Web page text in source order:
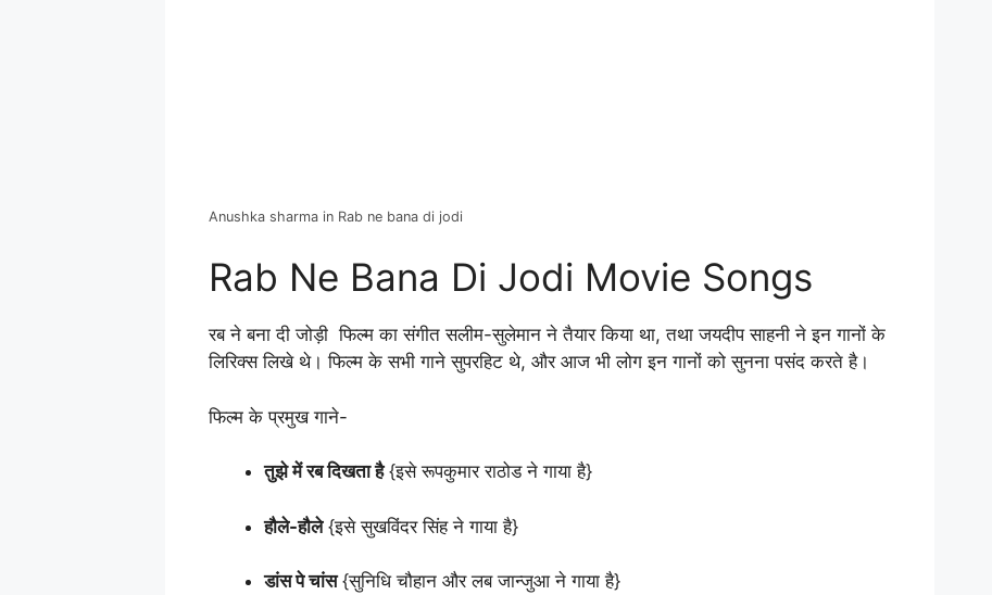
Anushka sharma in Rab ne bana di jodi
Rab Ne Bana Di Jodi Movie Songs
रब ने बना दी जोड़ी फिल्म का संगीत सलीम-सुलेमान ने तैयार किया था, तथा जयदीप साहनी ने इन गानों के
लिरिक्स लिखे थे। फिल्म के सभी गाने सुपरहिट थे, और आज भी लोग इन गानों को सुनना पसंद करते है।
फिल्म के प्रमुख गाने-
तुझे में रब दिखता है{इसे रूपकुमार राठोड ने गाया है}
हौले-हौले{इसे सुखविंदर सिंह ने गाया है}
डांस पे चांस{सुनिधि चौहान और लब जान्जुआ ने गाया है}